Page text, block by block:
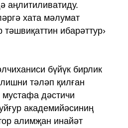
аңлитиливатиду.
хата мәлумат
тәшвиқаттин ибарәттур›
бүйүк бирлик
тәләп қилған
мустафа дәстичи
академийәсиниң
алимҗан инайәт